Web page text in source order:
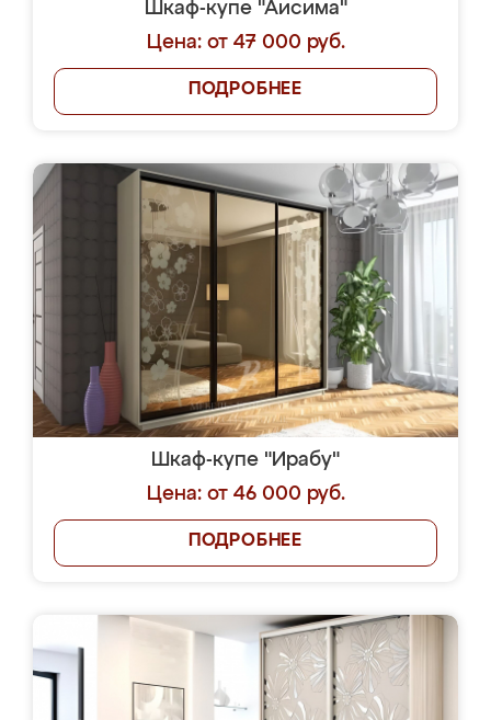
Шкаф-купе "Аисима"
Цена: от 47 000 руб.
ПОДРОБНЕЕ
Шкаф-купе "Ирабу"
Цена: от 46 000 руб.
ПОДРОБНЕЕ